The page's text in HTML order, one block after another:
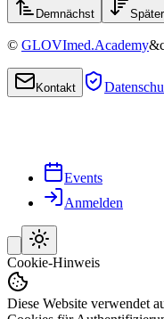
Demnächst Später
© GLOVImed.Academy&
Kontakt
Events
Anmelden
Cookie-Hinweis
Diese Website verwendet